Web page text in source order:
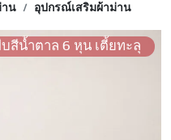
าน อุปกรณ์เสริมผ้าม่าน
สีน้ำตาล 6 หุน เตี้ยทะลุ